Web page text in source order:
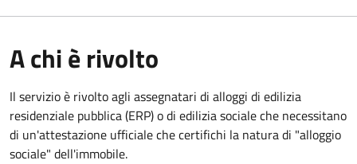
A chi è rivolto
Il servizio è rivolto agli assegnatari di alloggi di edilizia
residenziale pubblica (ERP) o di edilizia sociale che necessitano
di un'attestazione ufficiale che certifichi la natura di "alloggio
sociale" dell'immobile.